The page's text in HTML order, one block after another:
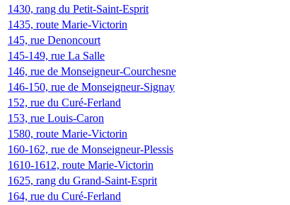
1430, rang du Petit-Saint-Esprit
1435, route Marie-Victorin
145, rue Denoncourt
145-149, rue La Salle
146, rue de Monseigneur-Courchesne
146-150, rue de Monseigneur-Signay
152, rue du Curé-Ferland
153, rue Louis-Caron
1580, route Marie-Victorin
160-162, rue de Monseigneur-Plessis
1610-1612, route Marie-Victorin
1625, rang du Grand-Saint-Esprit
164, rue du Curé-Ferland